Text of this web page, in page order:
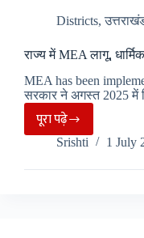
युवाओं
का
विदेश
में
नौकरी
करने
का
सपना..
Districts,
राज्य में MEA लागू,
MEA has been
सरकार ने अगस्त 2025 में
पूरा पढ़ेराज्य
में
MEA
Srishti 1 July